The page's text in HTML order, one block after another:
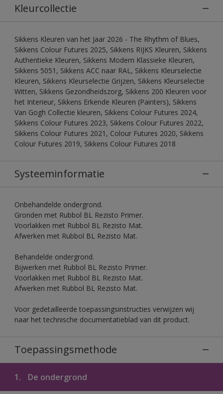
Kleurcollectie
Sikkens Kleuren van het Jaar 2026 - The Rhythm of Blues,
Sikkens Colour Futures 2025, Sikkens RIJKS Kleuren, Sikkens
Authentieke Kleuren, Sikkens Modern Klassieke Kleuren,
Sikkens 5051, Sikkens ACC naar RAL, Sikkens Kleurselectie
Kleuren, Sikkens Kleurselectie Grijzen, Sikkens Kleurselectie
Witten, Sikkens Gezondheidszorg, Sikkens 200 Kleuren voor
het Interieur, Sikkens Erkende Kleuren (Painters), Sikkens
Van Gogh Collectie kleuren, Sikkens Colour Futures 2024,
Sikkens Colour Futures 2023, Sikkens Colour Futures 2022,
Sikkens Colour Futures 2021, Colour Futures 2020, Sikkens
Colour Futures 2019, Sikkens Colour Futures 2018
Systeeminformatie
Onbehandelde ondergrond.
Gronden met Rubbol BL Rezisto Primer.
Voorlakken met Rubbol BL Rezisto Mat.
Afwerken met Rubbol BL Rezisto Mat.
Behandelde ondergrond.
Bijwerken met Rubbol BL Rezisto Primer.
Voorlakken met Rubbol BL Rezisto Mat.
Afwerken met Rubbol BL Rezisto Mat.
Voor gedetailleerde toepassingsinstructies verwijzen wij
naar het technische documentatieblad van dit product.
Toepassingsmethode
1. De ondergrond